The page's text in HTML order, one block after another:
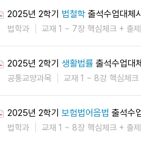
2025년 2학기 법철학 출석수업대체
법학과 교재 1 ~ 7장 핵심체크 + 출제
2025년 2학기 생활법률 출석수업대
공통교양과목 교재 1 ~ 8강 핵심체크
2025년 2학기 보험법어음법 출석수
법학과 교재 1 ~ 8장 핵심체크 + 출제